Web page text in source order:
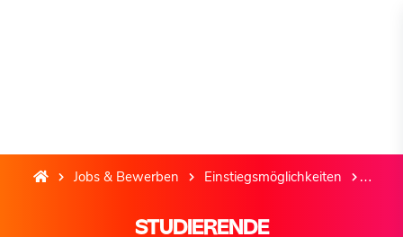
Jobs & Bewerben Einstiegsmöglichkeiten
STUDIERENDE